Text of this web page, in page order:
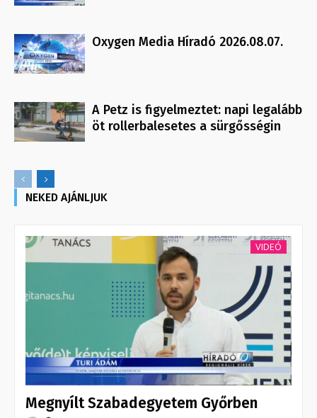
Oxygen Media Híradó 2026.08.07.
A Petz is figyelmeztet: napi legalább
öt rollerbalesetes a sürgősségin
NEKED AJÁNLJUK
VIDEÓ
Megnyílt Szabadegyetem Győrben